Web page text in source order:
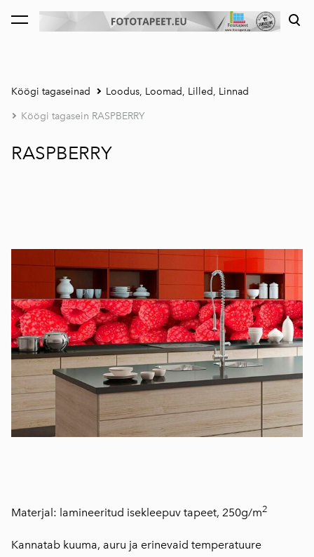
lisati ostukorvi. Vaata ostukorvi
Köögi tagaseinad Loodus, Loomad, Lilled, Linnad
Köögi tagasein RASPBERRY
RASPBERRY
Materjal: lamineeritud isekleepuv tapeet, 250g/m2
Kannatab kuuma, auru ja erinevaid temperatuure